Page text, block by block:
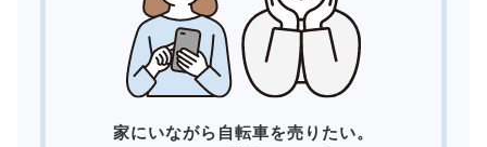
家にいながら自転車を売りたい。